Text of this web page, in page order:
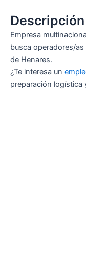
Descripción
Empresa
busca operadores/
de Henares.
¿Te interesa un
preparación logística